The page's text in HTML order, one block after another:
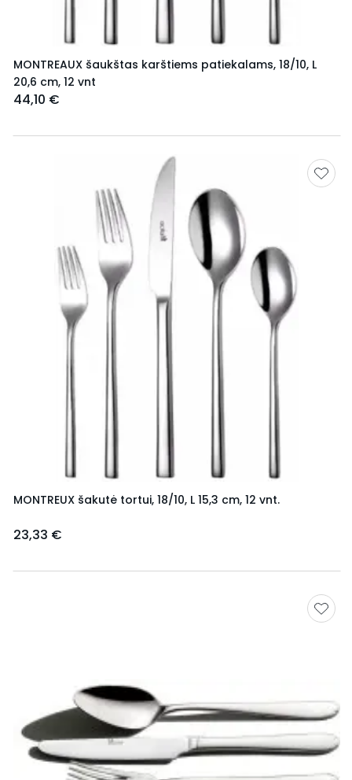
MONTREAUX šaukštas karštiems patiekalams, 18/10, L
20,6 cm, 12 vnt
44,10 €
MONTREUX šakutė tortui, 18/10, L 15,3 cm, 12 vnt.
23,33 €